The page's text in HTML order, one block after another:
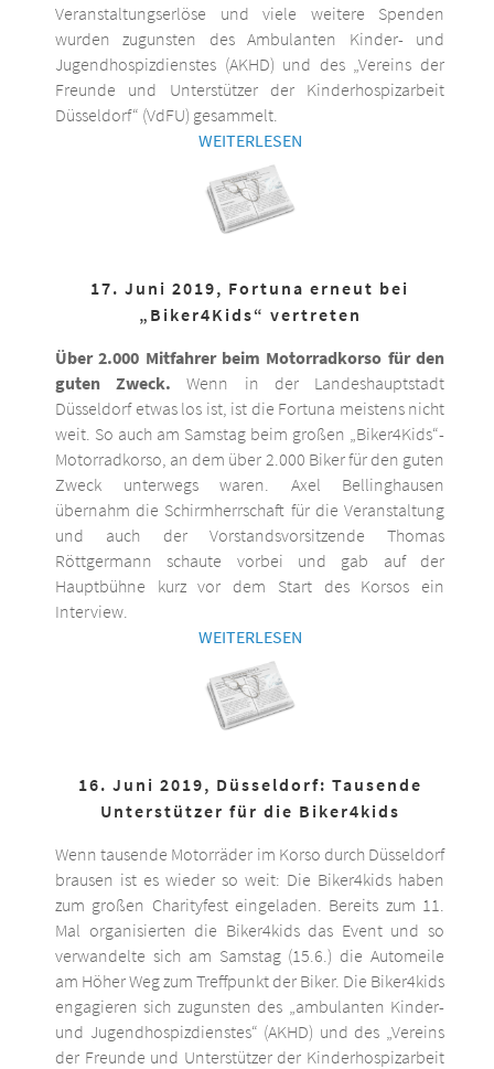
Veranstaltungserlöse und viele weitere Spenden
wurden zugunsten des Ambulanten Kinder- und
Jugendhospizdienstes (AKHD) und des „Vereins der
Freunde und Unterstützer der Kinderhospizarbeit
Düsseldorf“ (VdFU) gesammelt.
WEITERLESEN
17. Juni 2019, Fortuna erneut bei
„Biker4Kids“ vertreten
Über 2.000 Mitfahrer beim Motorradkorso für den
guten Zweck. Wenn in der Landeshauptstadt
Düsseldorf etwas los ist, ist die Fortuna meistens nicht
weit. So auch am Samstag beim großen „Biker4Kids“-
Motorradkorso, an dem über 2.000 Biker für den guten
Zweck unterwegs waren. Axel Bellinghausen
übernahm die Schirmherrschaft für die Veranstaltung
und auch der Vorstandsvorsitzende Thomas
Röttgermann schaute vorbei und gab auf der
Hauptbühne kurz vor dem Start des Korsos ein
Interview.
WEITERLESEN
16. Juni 2019, Düsseldorf: Tausende
Unterstützer für die Biker4kids
Wenn tausende Motorräder im Korso durch Düsseldorf
brausen ist es wieder so weit: Die Biker4kids haben
zum großen Charityfest eingeladen. Bereits zum 11.
Mal organisierten die Biker4kids das Event und so
verwandelte sich am Samstag (15.6.) die Automeile
am Höher Weg zum Treffpunkt der Biker. Die Biker4kids
engagieren sich zugunsten des „ambulanten Kinder-
und Jugendhospizdienstes“ (AKHD) und des „Vereins
der Freunde und Unterstützer der Kinderhospizarbeit